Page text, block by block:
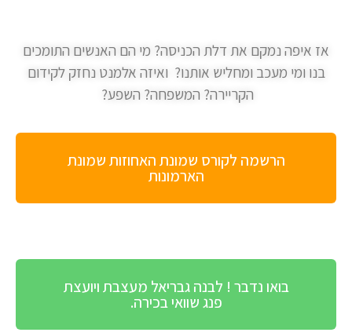
אז איפה נמקם את דלת הכניסה? מי הם האנשים התומכים
בנו ומי מעכב ומחליש אותנו? ואיזה אלמנט נחזק לקידום
הקריירה? המשפחה? השפע?
הרשמה לקורס שמונת האחוזות שמונת
הארמונות
בואו נדבר ! לבנה גבריאל מעצבת ויועצת
פנג שוואי בכירה.